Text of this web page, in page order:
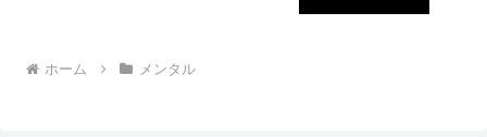
ホーム メンタル